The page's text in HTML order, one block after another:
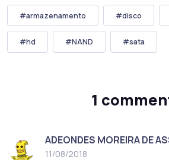
#armazenamento #disco
#hd #NAND #sata
1
ADEONDES MOREIRA DE
11/08/2018